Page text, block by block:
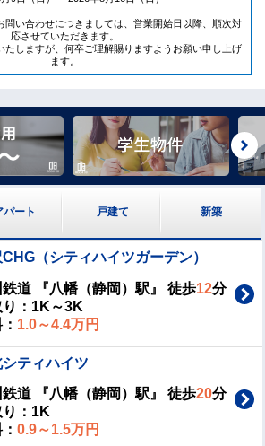
問い合わせにつきましては、営業開始日以降、順次対
応させていただきます。
たしますが、何卒ご理解賜りますようお願い申し上げ
ます。
パート 戸建て 新築
（シティハイツガーデン）
道 『八幡（静岡）駅』 徒歩12分
り：1K～3K
1.0～4.4万円
ティハイツ
道 『八幡（静岡）駅』 徒歩20分
り：1K
：0.9～1.5万円